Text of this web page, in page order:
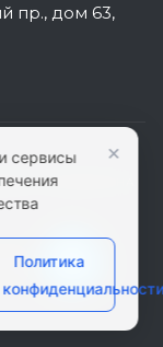
помочь
если у
пр., дом 63,
|СОГЛАСИЕ НА
и
не является
и сервисы
Политика
конфиденциальности
×